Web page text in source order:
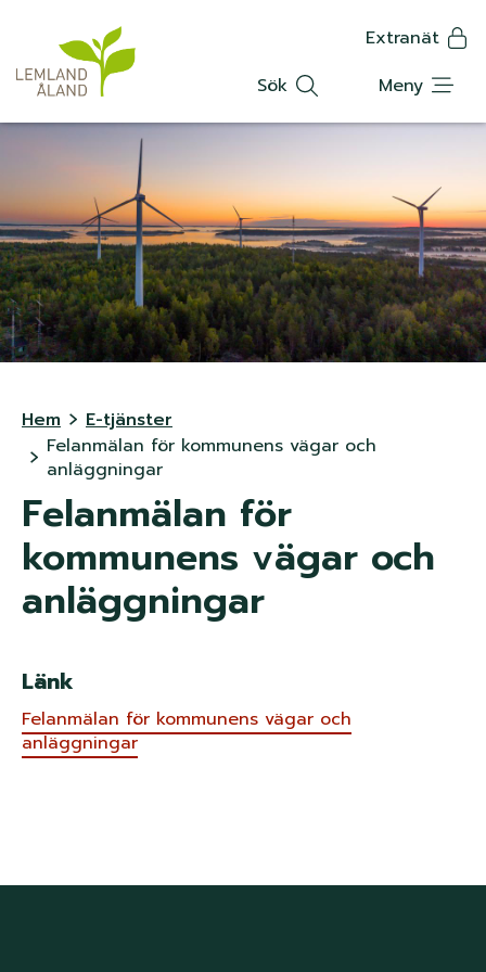
huvudinnehåll
a
p
p
m
e
n
Extranät
Sök
Meny
L
ä
n
k
s
i
g
Hem
E-tjänster
Felanmälan för kommunens vägar och
anläggningar
Felanmälan för
kommunens vägar och
anläggningar
Länk
Felanmälan för kommunens vägar och
anläggningar